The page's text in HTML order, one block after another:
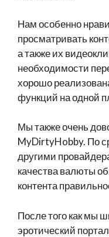
Нам особенно
просматривать
а также их
необходимости
хорошо
функций на одной
Мы также очень
MyDirtyHobby. По
другими
качества валюты
контента
После того как мы
эротический